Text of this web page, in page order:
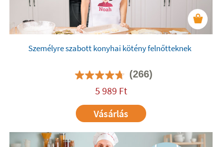
Személyre szabott konyhai kötény felnőtteknek
(266)
5 989 Ft
Vásárlás